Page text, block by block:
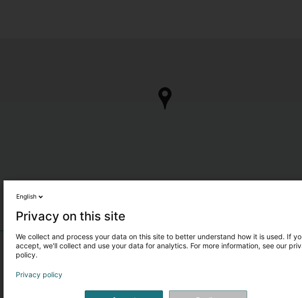
English
Privacy on this site
We collect and process your data on this site to better understand how it is used. If
accept, we'll collect and use your data for analytics. For more information, see our
policy.
Privacy policy